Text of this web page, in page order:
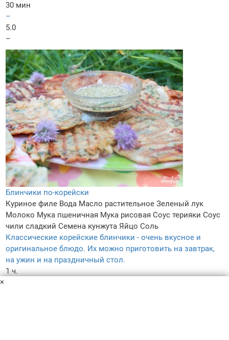
30 мин
–
5.0
–
Блинчики по-корейски
Куриное филе Вода Масло растительное Зеленый лук
Молоко Мука пшеничная Мука рисовая Соус терияки Соус
чили сладкий Семена кунжута Яйцо Соль
Классические корейские блинчики - очень вкусное и
оригинальное блюдо. Их можно приготовить на завтрак,
на ужин и на праздничный стол.
1 ч.
×